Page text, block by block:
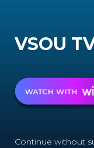
VSOU
Continue without